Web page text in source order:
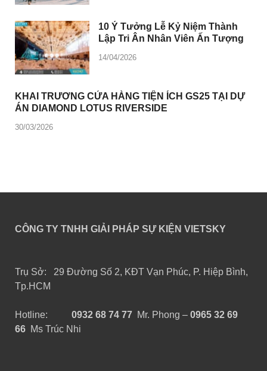
10 Ý Tưởng Lễ Kỷ Niệm Thành
Lập Tri Ân Nhân Viên Ấn Tượng
14/04/2026
KHAI TRƯƠNG CỬA HÀNG TIỆN ÍCH GS25 TẠI DỰ
ÁN DIAMOND LOTUS RIVERSIDE
30/03/2026
CÔNG TY TNHH GIẢI PHÁP SỰ KIỆN VIETSKY
Trụ Sở: 29 Đường Số 2, KĐT Vạn Phúc, P. Hiệp Bình,
Tp.HCM
Hotline: 0932 68 74 77 Mr. Phong – 0965 32 69
66 Ms Trúc Nhi